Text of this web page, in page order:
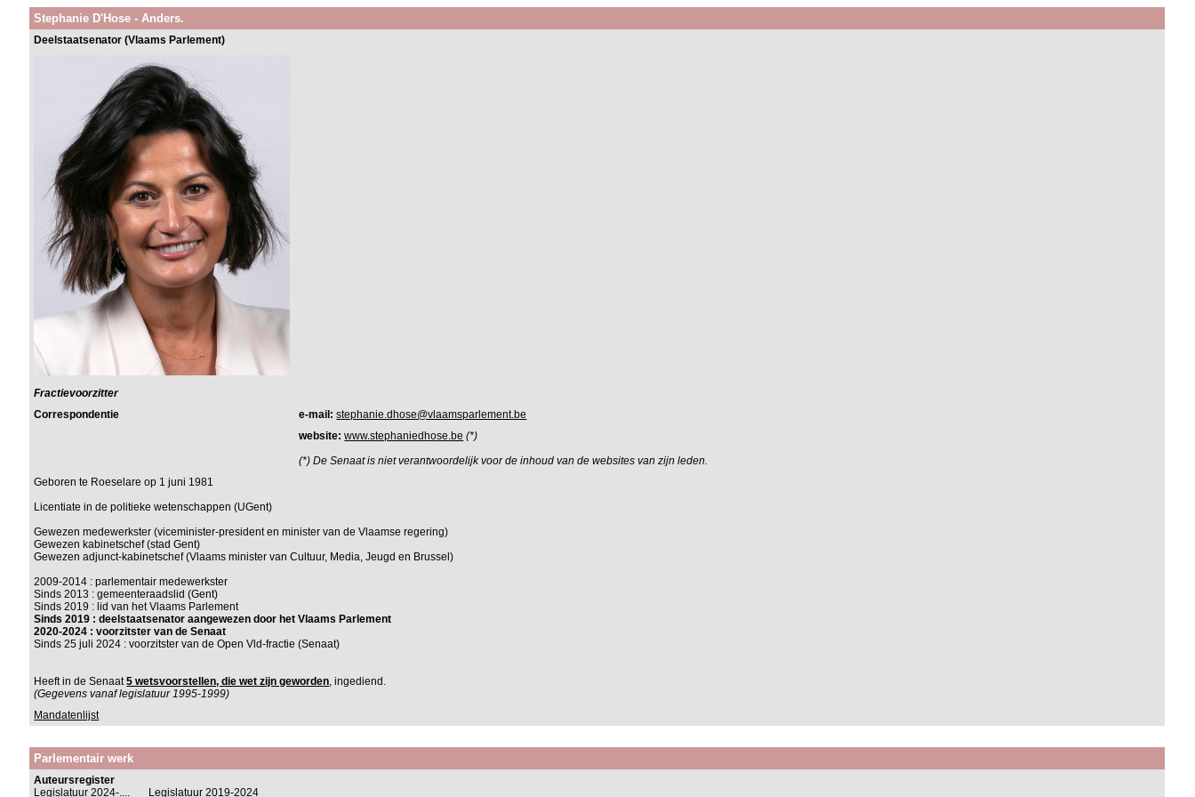
Stephanie D'Hose - Anders.
Deelstaatsenator (Vlaams Parlement)
Fractievoorzitter
Correspondentie
e-mail: stephanie.dhose@vlaamsparlement.be
website: www.stephaniedhose.be (*)
(*) De Senaat is niet verantwoordelijk voor de inhoud van de websites van zijn leden.
Geboren te Roeselare op 1 juni 1981
Licentiate in de politieke wetenschappen (UGent)
Gewezen medewerkster (viceminister-president en minister van de Vlaamse regering)
Gewezen kabinetschef (stad Gent)
Gewezen adjunct-kabinetschef (Vlaams minister van Cultuur, Media, Jeugd en Brussel)
2009-2014 : parlementair medewerkster
Sinds 2013 : gemeenteraadslid (Gent)
Sinds 2019 : lid van het Vlaams Parlement
Sinds 2019 : deelstaatsenator aangewezen door het Vlaams Parlement
2020-2024 : voorzitster van de Senaat
Sinds 25 juli 2024 : voorzitster van de Open Vld-fractie (Senaat)
Heeft in de Senaat5 wetsvoorstellen, die wet zijn geworden, ingediend.
(Gegevens vanaf legislatuur 1995-1999)
Mandatenlijst
Parlementair werk
Auteursregister
Legislatuur 2024-....
Legislatuur 2019-2024